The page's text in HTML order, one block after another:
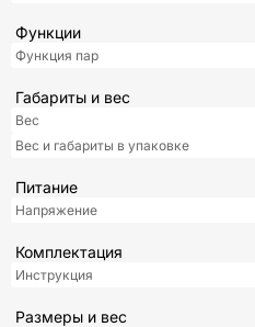
Функции
Функция пар
Габариты и вес
Вес
Вес и габариты в упаковке
Питание
Напряжение
Комплектация
Инструкция
Размеры и вес